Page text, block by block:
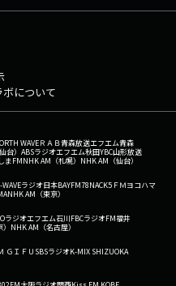
について
WAVEＲＡＢ青森放送エフエム青森
台） ABSラジオエフエム秋田YBC山形放送
まFMNHK AM（札幌） NHK AM（仙台）
WAVEラジオ日本BAYFM78NACK5 ＦＭヨコハマ
NHK AM（東京）
ラジオエフエム石川FBCラジオFM福井
NHK AM（名古屋）
ＧＩＦＵ SBSラジオK-MIX SHIZUOKA